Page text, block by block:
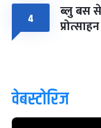
४ ब्लु बस
वेबस्टोरिज